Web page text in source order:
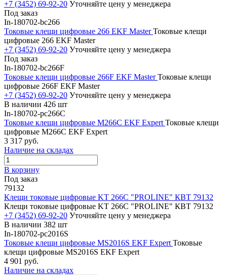
+7 (3452) 69-92-20 Уточняйте цену у менеджера
Под заказ
In-180702-bc266
Токовые клещи цифровые 266 EKF MasterТоковые клещи
цифровые 266 EKF Master
+7 (3452) 69-92-20 Уточняйте цену у менеджера
Под заказ
In-180702-bc266F
Токовые клещи цифровые 266F EKF MasterТоковые клещи
цифровые 266F EKF Master
+7 (3452) 69-92-20 Уточняйте цену у менеджера
В наличии 426 шт
In-180702-pc266C
Токовые клещи цифровые M266C EKF Expert Токовые клещи
цифровые M266C EKF Expert
3 317 руб.
Наличие на складах
В корзину
Под заказ
79132
Клещи токовые цифровые KT 266C "PROLINE" КВТ 79132
Клещи токовые цифровые KT 266C "PROLINE" КВТ 79132
+7 (3452) 69-92-20 Уточняйте цену у менеджера
В наличии 382 шт
In-180702-pc2016S
Токовые клещи цифровые MS2016S EKF Expert Токовые
клещи цифровые MS2016S EKF Expert
4 901 руб.
Наличие на складах